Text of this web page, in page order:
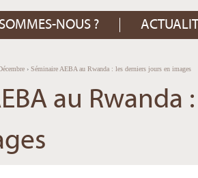
NOUS ?
› Séminaire AEBA au Rwanda : les derniers jours en images
au Rwanda